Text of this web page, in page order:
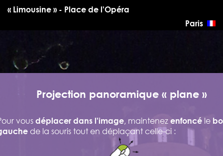
« Limousine » - Place de l'Opéra
Paris